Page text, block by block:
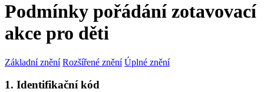
Podmínky pořádání zotavovací
akce pro děti
Základní znění Rozšířené znění Úplné znění
1. Identifikační kód